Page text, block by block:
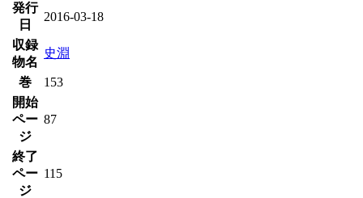
発行
日
2016-03-18
収録
物名
史淵
巻
153
開始
ペー
ジ
87
終了
ペー
ジ
115